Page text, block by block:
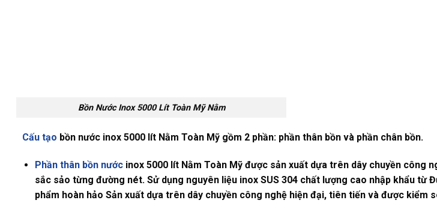
Bồn Nước Inox 5000 Lít Toàn Mỹ Nằm
Cấu tạo bồn nước inox 5000 lít Nằm Toàn Mỹ gồm 2 phần: phần thân bồn và phần chân bồn.
Phần thân bồn nướcinox 5000 lít Nằm Toàn Mỹ được sản xuất dựa trên dây chuyền công
sắc sảo từng đường nét. Sử dụng nguyên liệu inox SUS 304 chất lượng cao nhập khẩu
phẩm hoàn hảo Sản xuất dựa trên dây chuyền công nghệ hiện đại, tiên tiến và được kiểm